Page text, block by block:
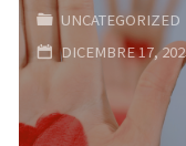
UNCATEGORIZED
DICEMBRE 17,